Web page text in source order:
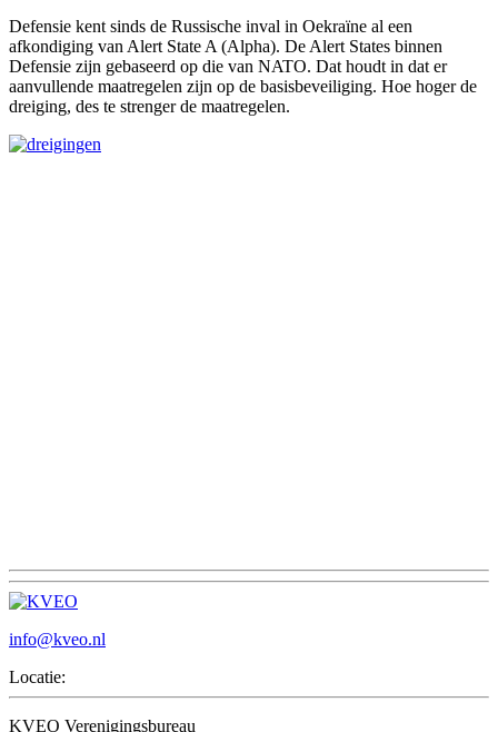
Defensie kent sinds de Russische inval in Oekraïne al een
afkondiging van Alert State A (Alpha). De Alert States binnen
Defensie zijn gebaseerd op die van NATO. Dat houdt in dat er
aanvullende maatregelen zijn op de basisbeveiliging. Hoe hoger de
dreiging, des te strenger de maatregelen.
info@kveo.nl
Locatie:
KVEO Verenigingsbureau